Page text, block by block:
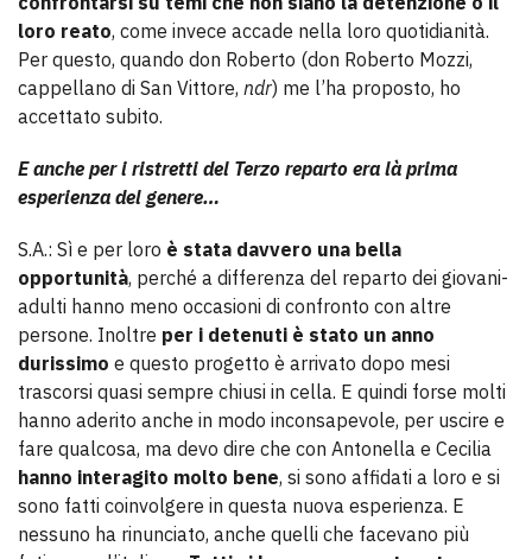
loro reato, come invece accade nella loro quotidianità.
Per questo, quando don Roberto (don Roberto Mozzi,
cappellano di San Vittore, ndr) me l’ha proposto, ho
accettato subito.
E anche per i ristretti del Terzo reparto era là prima
esperienza del genere…
S.A.: Sì e per loro è stata davvero una bella
opportunità, perché a differenza del reparto dei giovani-
adulti hanno meno occasioni di confronto con altre
persone. Inoltre per i detenuti è stato un anno
durissimo e questo progetto è arrivato dopo mesi
trascorsi quasi sempre chiusi in cella. E quindi forse molti
hanno aderito anche in modo inconsapevole, per uscire e
fare qualcosa, ma devo dire che con Antonella e Cecilia
hanno interagito molto bene, si sono affidati a loro e si
sono fatti coinvolgere in questa nuova esperienza. E
nessuno ha rinunciato, anche quelli che facevano più